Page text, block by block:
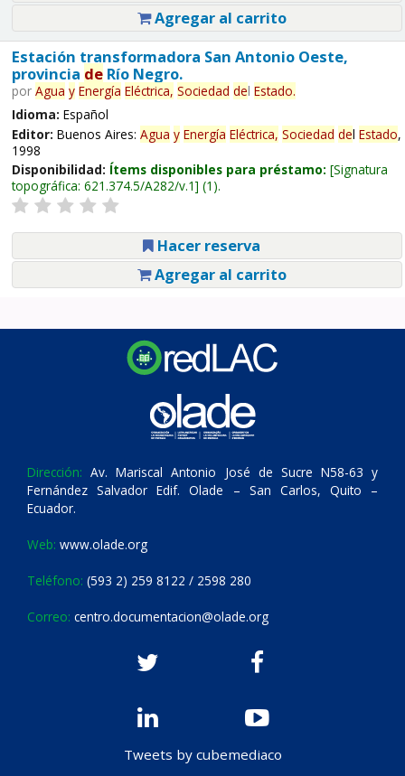
Agregar al carrito
Estación transformadora San Antonio Oeste,
provincia deRío Negro.
por Agua y Energía Eléctrica, Sociedad del Estado.
Idioma: Español
Editor: Buenos Aires: Agua y Energía Eléctrica, Sociedad del Estado,
1998
Disponibilidad: Ítems disponibles para préstamo: Signatura
topográfica: 621.374.5/A282/v.1 (1).
Hacer reserva
Agregar al carrito
Dirección: Av. Mariscal Antonio José de Sucre N58-63 y
Fernández Salvador Edif. Olade – San Carlos, Quito –
Ecuador.
Web: www.olade.org
Teléfono: (593 2) 259 8122 / 2598 280
Correo: centro.documentacion@olade.org
Tweets by cubemediaco